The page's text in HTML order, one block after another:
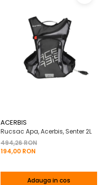
ACERBIS
Rucsac Apa, Acerbis, Senter 2L
494,26 RON
194,00 RON
Adauga in cos